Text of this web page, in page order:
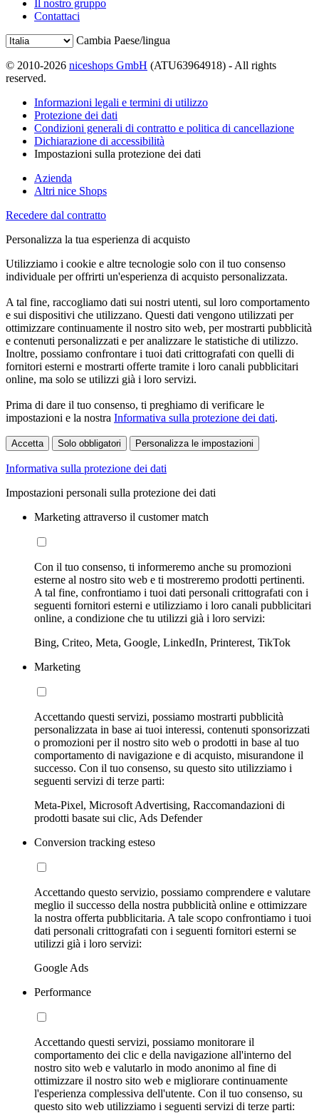
Il nostro gruppo
Contattaci
Cambia Paese/lingua
© 2010-2026 niceshops GmbH (ATU63964918) - All rights
reserved.
Informazioni legali e termini di utilizzo
Protezione dei dati
Condizioni generali di contratto e politica di cancellazione
Dichiarazione di accessibilità
Impostazioni sulla protezione dei dati
Azienda
Altri nice Shops
Recedere dal contratto
Personalizza la tua esperienza di acquisto
Utilizziamo i cookie e altre tecnologie solo con il tuo consenso
individuale per offrirti un'esperienza di acquisto personalizzata.
A tal fine, raccogliamo dati sui nostri utenti, sul loro comportamento
e sui dispositivi che utilizzano. Questi dati vengono utilizzati per
ottimizzare continuamente il nostro sito web, per mostrarti pubblicità
e contenuti personalizzati e per analizzare le statistiche di utilizzo.
Inoltre, possiamo confrontare i tuoi dati crittografati con quelli di
fornitori esterni e mostrarti offerte tramite i loro canali pubblicitari
online, ma solo se utilizzi già i loro servizi.
Prima di dare il tuo consenso, ti preghiamo di verificare le
impostazioni e la nostra Informativa sulla protezione dei dati.
Accetta Solo obbligatori Personalizza le impostazioni
Informativa sulla protezione dei dati
Impostazioni personali sulla protezione dei dati
Marketing attraverso il customer match
Con il tuo consenso, ti informeremo anche su promozioni
esterne al nostro sito web e ti mostreremo prodotti pertinenti.
A tal fine, confrontiamo i tuoi dati personali crittografati con i
seguenti fornitori esterni e utilizziamo i loro canali pubblicitari
online, a condizione che tu utilizzi già i loro servizi:
Bing, Criteo, Meta, Google, LinkedIn, Printerest, TikTok
Marketing
Accettando questi servizi, possiamo mostrarti pubblicità
personalizzata in base ai tuoi interessi, contenuti sponsorizzati
o promozioni per il nostro sito web o prodotti in base al tuo
comportamento di navigazione e di acquisto, misurandone il
successo. Con il tuo consenso, su questo sito utilizziamo i
seguenti servizi di terze parti:
Meta-Pixel, Microsoft Advertising, Raccomandazioni di
prodotti basate sui clic, Ads Defender
Conversion tracking esteso
Accettando questo servizio, possiamo comprendere e valutare
meglio il successo della nostra pubblicità online e ottimizzare
la nostra offerta pubblicitaria. A tale scopo confrontiamo i tuoi
dati personali crittografati con i seguenti fornitori esterni se
utilizzi già i loro servizi:
Google Ads
Performance
Accettando questi servizi, possiamo monitorare il
comportamento dei clic e della navigazione all'interno del
nostro sito web e valutarlo in modo anonimo al fine di
ottimizzare il nostro sito web e migliorare continuamente
l'esperienza complessiva dell'utente. Con il tuo consenso, su
questo sito web utilizziamo i seguenti servizi di terze parti: